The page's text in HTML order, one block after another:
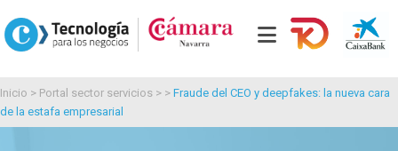
Inicio > Portal sector servicios > > Fraude del CEO y deepfakes: la nueva cara
de la estafa empresarial